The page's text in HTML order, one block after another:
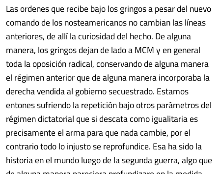
Las ordenes que recibe bajo los gringos a pesar del nuevo
comando de los nosteamericanos no cambian las líneas
anteriores, de allí la curiosidad del hecho. De alguna
manera, los gringos dejan de lado a MCM y en general
toda la oposición radical, conservando de alguna manera
el régimen anterior que de alguna manera incorporaba la
derecha vendida al gobierno secuestrado. Estamos
entones sufriendo la repetición bajo otros parámetros del
régimen dictatorial que si descata como igualitaria es
precisamente el arma para que nada cambie, por el
contrario todo lo injusto se reprofundice. Esa ha sido la
historia en el mundo luego de la segunda guerra, algo que